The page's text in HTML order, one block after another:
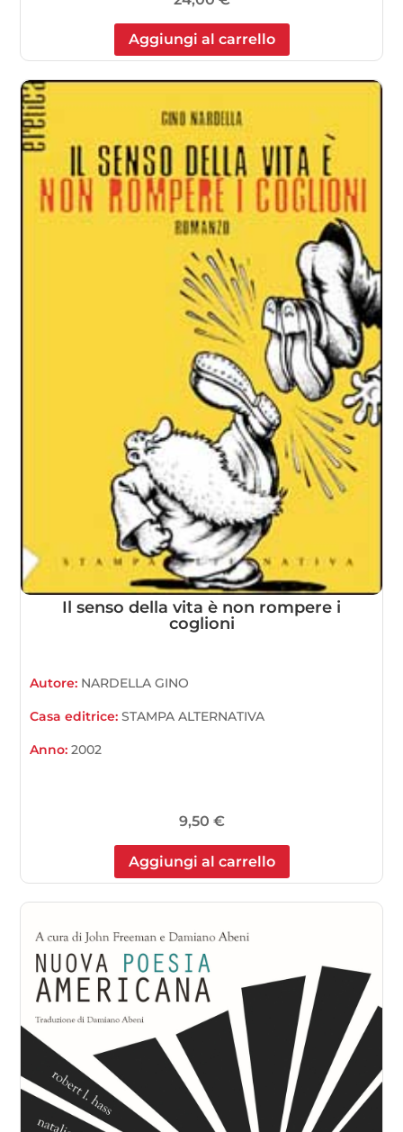
Aggiungi al carrello
Il senso della vita è non rompere i
coglioni
Autore: NARDELLA GINO
Casa editrice:STAMPA ALTERNATIVA
Anno:2002
9,50 €
Aggiungi al carrello